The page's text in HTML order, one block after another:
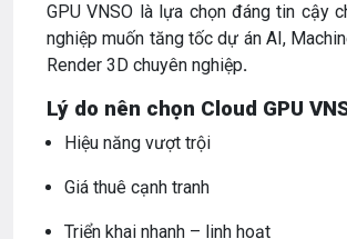
GPU VNSO là lựa chọn đáng tin cậy
nghiệp muốn tăng tốc dự án AI,
Render 3D chuyên nghiệp.
Lý do nên chọn Cloud GPU
Hiệu năng vượt trội
Giá thuê cạnh tranh
Triển khai nhanh – linh hoạt